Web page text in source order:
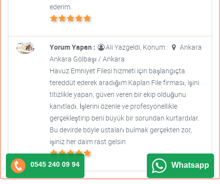
ederim.
Yorum Yapan : Ali Yazgeldi, Konum :
Ankara
Ankara Gölbaşı / Ankara
Havuz Emniyet Filesi hizmeti için başlangıçta
tereddüt ederek aradığım Kaplan File firması, işini
titizlikle yapan, güven veren bir ekip olduğunu
kanıtladı. İşlerini özenle ve profesyonellikle
gerçekleştirip beni büyük bir sorundan kurtardılar.
Bu devirde böyle ustaları bulmak gerçekten zor,
işiniz her daim rast gelsin
0545 240 09 94 Whatsapp